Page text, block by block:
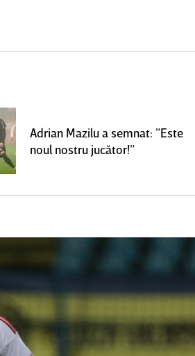
Adrian Mazilu a semnat: ”Este
noul nostru jucător!”